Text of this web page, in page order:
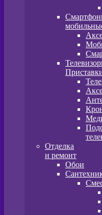
Отделка
и ремонт
Обои